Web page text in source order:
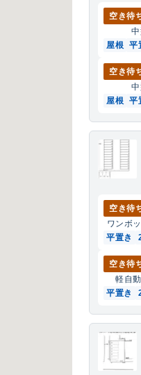
空き待
屋根 平
空き待
屋根 平
空き待
ワンボ
平置き
空き待
軽自
平置き